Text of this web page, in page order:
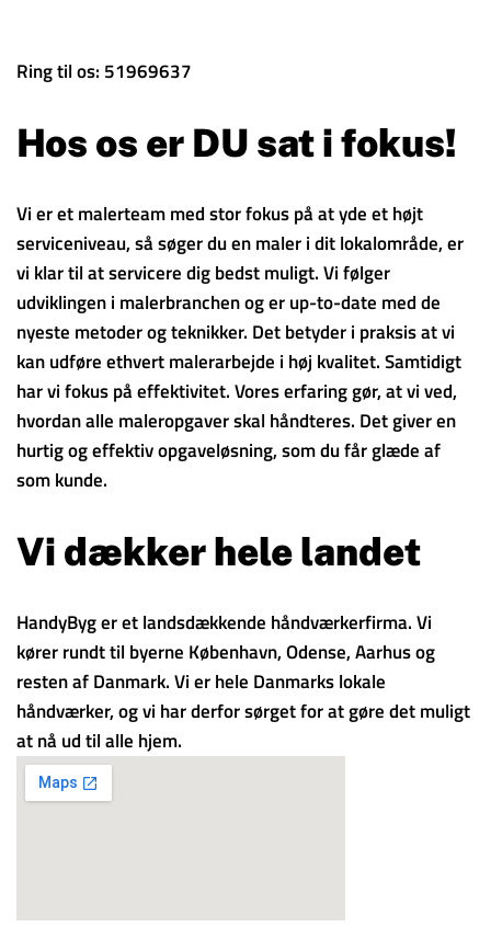
Ring til os: 51969637
Hos os er DU sat i fokus!
Vi er et malerteam med stor fokus på at yde et højt
serviceniveau, så søger du en maler i dit lokalområde, er
vi klar til at servicere dig bedst muligt. Vi følger
udviklingen i malerbranchen og er up-to-date med de
nyeste metoder og teknikker. Det betyder i praksis at vi
kan udføre ethvert malerarbejde i høj kvalitet. Samtidigt
har vi fokus på effektivitet. Vores erfaring gør, at vi ved,
hvordan alle maleropgaver skal håndteres. Det giver en
hurtig og effektiv opgaveløsning, som du får glæde af
som kunde.
Vi dækker hele landet
HandyByg er et landsdækkende håndværkerfirma. Vi
kører rundt til byerne København, Odense, Aarhus og
resten af Danmark. Vi er hele Danmarks lokale
håndværker, og vi har derfor sørget for at gøre det muligt
at nå ud til alle hjem.